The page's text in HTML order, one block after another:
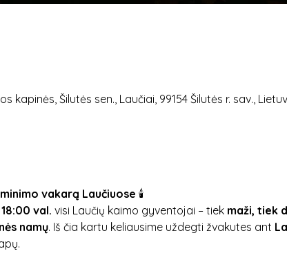
kapinės, Šilutės sen., Laučiai, 99154 Šilutės r. sav.,
vakarą Laučiuose 🕯️
val. visi Laučių kaimo gyventojai – tiek maži, tiek
namų. Iš čia kartu keliausime uždegti žvakutes ant